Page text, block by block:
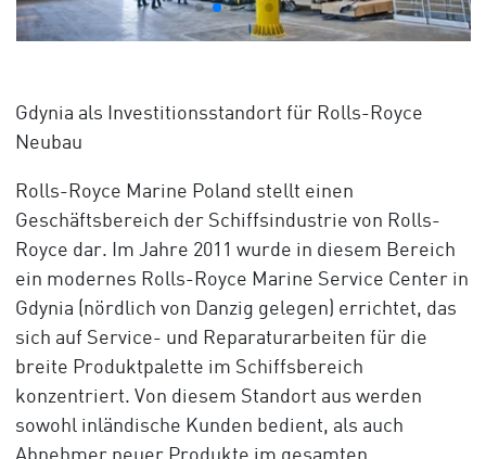
Gdynia als Investitionsstandort für Rolls-Royce
Neubau
Rolls-Royce Marine Poland stellt einen
Geschäftsbereich der Schiffsindustrie von Rolls-
Royce dar. Im Jahre 2011 wurde in diesem Bereich
ein modernes Rolls-Royce Marine Service Center in
Gdynia (nördlich von Danzig gelegen) errichtet, das
sich auf Service- und Reparaturarbeiten für die
breite Produktpalette im Schiffsbereich
konzentriert. Von diesem Standort aus werden
sowohl inländische Kunden bedient, als auch